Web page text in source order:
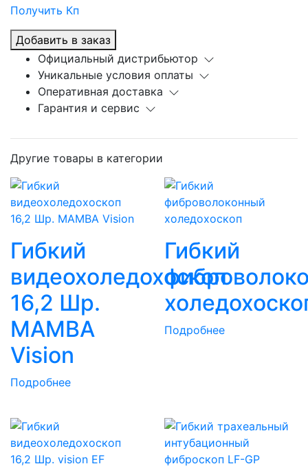
Получить Кп
Добавить в заказ
Официальный дистрибьютор
Уникальные условия оплаты
Оперативная доставка
Гарантия и сервис
Другие товары в категории
Гибкий
видеохоледохоскоп
16,2 Шр.
MAMBA
Vision
Подробнее
Гибкий
Подробнее